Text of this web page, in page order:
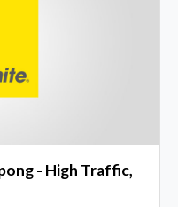
- High Traffic,